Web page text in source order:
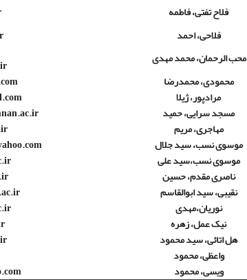
فلاح تفتی، فاطمه
فلاحی، احمد
محب الرحمان، محمد مهدی
محمودی، محمدرضا
مرادپور، ژیلا
مسجد سرایی، حمید
مهاجری، مریم
موسوی نسب، سید جلال
موسوی نسب،سید علی
ناصری مقدم، حسین
نقیبی، سید ابوالقاسم
نوریان،مهدی
نیک عمل، زهره
هل اتائی، سید محمود
واعظی، محمود
ویسی، محمود